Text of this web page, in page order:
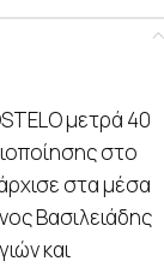
μετρά 40
στο
στα μέσα
Βασιλειάδης
και